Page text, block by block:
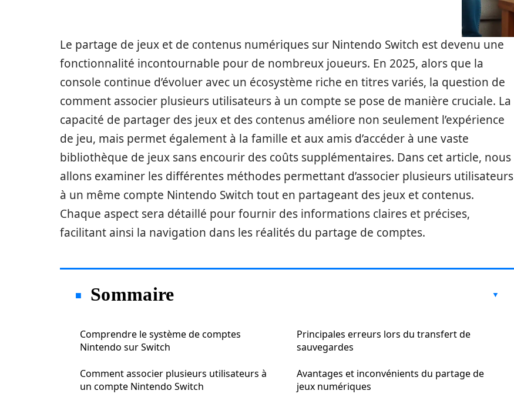
Le partage de jeux et de contenus numériques sur Nintendo Switch est devenu une
fonctionnalité incontournable pour de nombreux joueurs. En 2025, alors que la
console continue d’évoluer avec un écosystème riche en titres variés, la question de
comment associer plusieurs utilisateurs à un compte se pose de manière cruciale. La
capacité de partager des jeux et des contenus améliore non seulement l’expérience
de jeu, mais permet également à la famille et aux amis d’accéder à une vaste
bibliothèque de jeux sans encourir des coûts supplémentaires. Dans cet article, nous
allons examiner les différentes méthodes permettant d’associer plusieurs utilisateurs
à un même compte Nintendo Switch tout en partageant des jeux et contenus.
Chaque aspect sera détaillé pour fournir des informations claires et précises,
facilitant ainsi la navigation dans les réalités du partage de comptes.
Sommaire
Comprendre le système de comptes
Nintendo sur Switch
Comment associer plusieurs utilisateurs à
un compte Nintendo Switch
Principales erreurs lors du transfert de
sauvegardes
Avantages et inconvénients du partage de
jeux numériques